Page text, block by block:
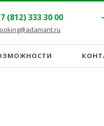
(812) 333 30 00